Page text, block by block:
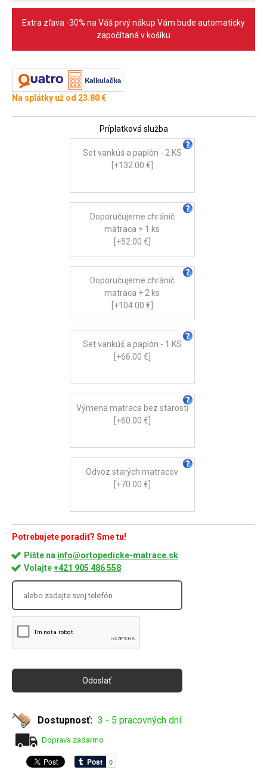
Extra zľava -30% na Váš prvý nákup Vám bude automaticky
započítaná v košíku
Na splátky už od 23.80 €
Príplatková služba
Set vankúš a paplón - 2 KS
[+132.00 €]
Doporučujeme chránič
matraca + 1 ks
[+52.00 €]
Doporučujeme chránič
matraca + 2 ks
[+104.00 €]
Set vankúš a paplón - 1 KS
[+66.00 €]
Výmena matraca bez starosti
[+60.00 €]
Odvoz starých matracov
[+70.00 €]
Potrebujete poradiť? Sme tu!
Píšte na info@ortopedicke-matrace.sk
Volajte+421 905 486 558
Dostupnosť: 3 - 5 pracovných dní
Doprava zadarmo